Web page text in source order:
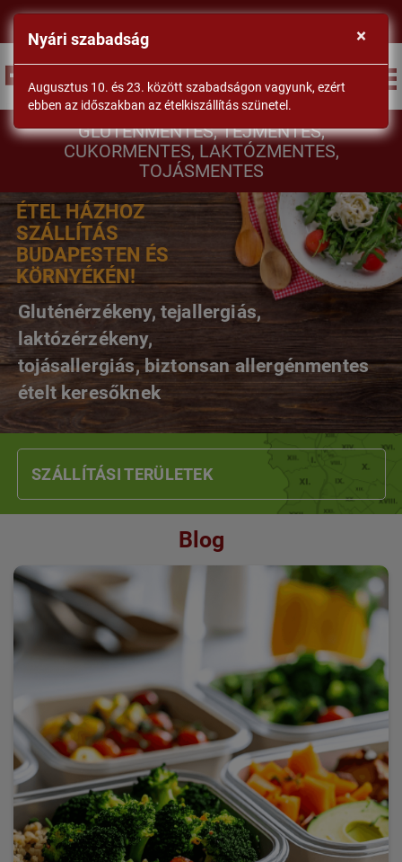
DrSéf
GLUTÉNMENTES, TEJMENTES,
CUKORMENTES, LAKTÓZMENTES,
TOJÁSMENTES
ÉTEL HÁZHOZ
SZÁLLÍTÁS
BUDAPESTEN ÉS
KÖRNYÉKÉN!
Gluténérzékeny, tejallergiás,
laktózérzékeny,
tojásallergiás, biztonsan allergénmentes
ételt keresőknek
SZÁLLÍTÁSI TERÜLETEK
Blog
×
Nyári szabadság
Augusztus 10. és 23. között szabadságon vagyunk, ezért
ebben az időszakban az ételkiszállítás szünetel.